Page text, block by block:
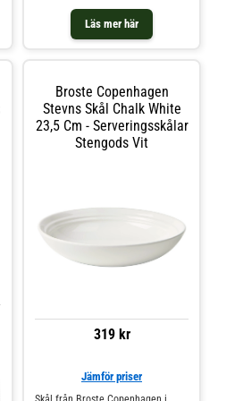
Läs mer här
Broste Copenhagen
Stevns Skål Chalk White
23,5 Cm - Serveringsskålar
Stengods Vit
319 kr
Jämför priser